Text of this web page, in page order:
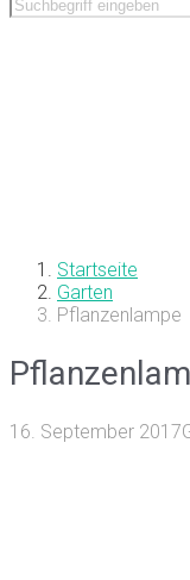
Startseite
Garten
Pflanzenlampe
16. September 2017